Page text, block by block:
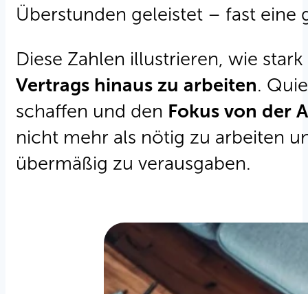
Überstunden geleistet – fast eine
Diese Zahlen illustrieren, wie
Vertrags hinaus zu arbeiten.
schaffen und den Fokus von der
nicht mehr als nötig zu arbeiten
übermäßig zu verausgaben.